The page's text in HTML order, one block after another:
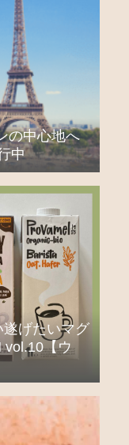
の中心地へ
中
げたいマグ
vol.10【ウ